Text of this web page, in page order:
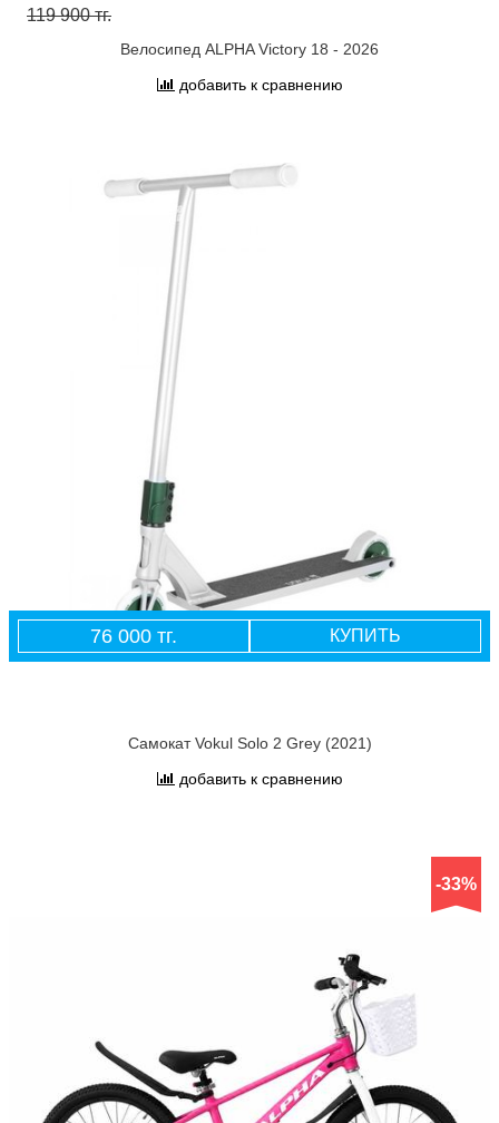
119 900 тг.
Велосипед ALPHA Victory 18 - 2026
добавить к сравнению
76 000 тг. КУПИТЬ
Самокат Vokul Solo 2 Grey (2021)
добавить к сравнению
-33%